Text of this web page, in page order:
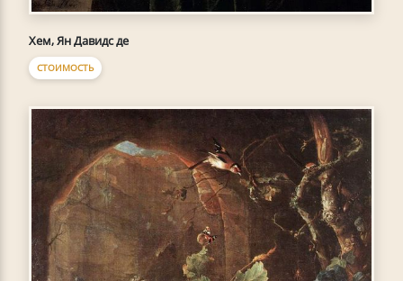
Хем, Ян Давидс де
СТОИМОСТЬ